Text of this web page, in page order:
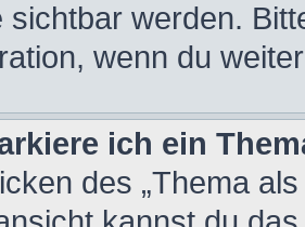
sichtbar werden.
wenn du
ich ein
des „Thema